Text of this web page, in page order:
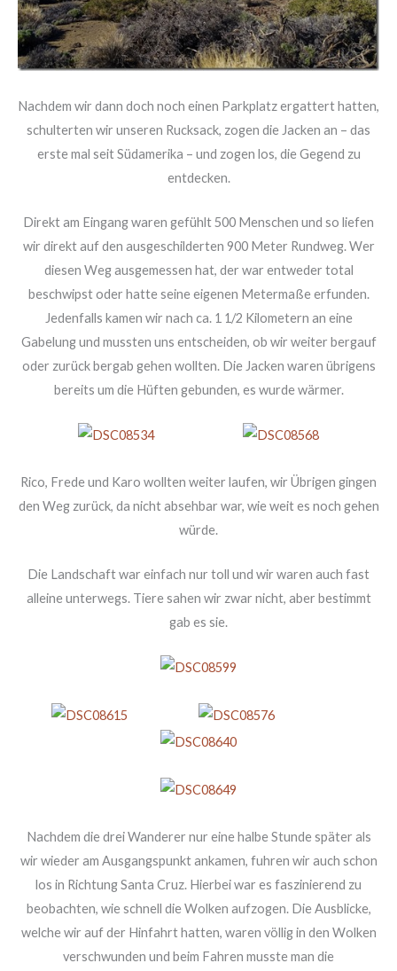
Nachdem wir dann doch noch einen Parkplatz ergattert hatten,
schulterten wir unseren Rucksack, zogen die Jacken an – das
erste mal seit Südamerika – und zogen los, die Gegend zu
entdecken.
Direkt am Eingang waren gefühlt 500 Menschen und so liefen
wir direkt auf den ausgeschilderten 900 Meter Rundweg. Wer
diesen Weg ausgemessen hat, der war entweder total
beschwipst oder hatte seine eigenen Metermaße erfunden.
Jedenfalls kamen wir nach ca. 1 1/2 Kilometern an eine
Gabelung und mussten uns entscheiden, ob wir weiter bergauf
oder zurück bergab gehen wollten. Die Jacken waren übrigens
bereits um die Hüften gebunden, es wurde wärmer.
Rico, Frede und Karo wollten weiter laufen, wir Übrigen gingen
den Weg zurück, da nicht absehbar war, wie weit es noch gehen
würde.
Die Landschaft war einfach nur toll und wir waren auch fast
alleine unterwegs. Tiere sahen wir zwar nicht, aber bestimmt
gab es sie.
Nachdem die drei Wanderer nur eine halbe Stunde später als
wir wieder am Ausgangspunkt ankamen, fuhren wir auch schon
los in Richtung Santa Cruz. Hierbei war es faszinierend zu
beobachten, wie schnell die Wolken aufzogen. Die Ausblicke,
welche wir auf der Hinfahrt hatten, waren völlig in den Wolken
verschwunden und beim Fahren musste man die